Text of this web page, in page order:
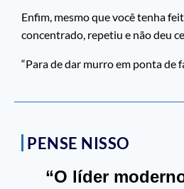
Enfim, mesmo que você tenha
concentrado, repetiu e não deu
“Para de dar murro em ponta de
PENSE NISSO
“O líder